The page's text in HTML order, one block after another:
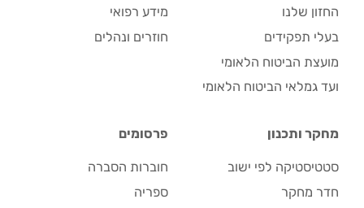
החזון שלנו
בעלי תפקידים
מועצת הביטוח הלאומי
ועד גמלאי הביטוח הלאומי
מידע רפואי
חוזרים ונהלים
מחקר ותכנון
סטטיסטיקה לפי ישוב
חדר מחקר
פרסומים
חוברות הסברה
ספריה